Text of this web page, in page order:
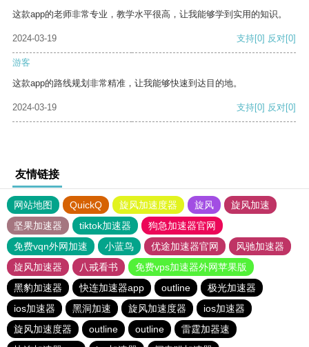
这款app的老师非常专业，教学水平很高，让我能够学到实用的知识。
2024-03-19 支持[0] 反对[0]
游客
这款app的路线规划非常精准，让我能够快速到达目的地。
2024-03-19 支持[0] 反对[0]
友情链接
网站地图 QuickQ 旋风加速度器 旋风
旋风加速
坚果加速器
tiktok加速器
狗急加速器官网
免费vqn外网加速
小蓝鸟 优途加速器官网
风驰加速器
旋风加速器
八戒看书
免费vps加速器外网苹果版
黑豹加速器
快连加速器app outline
极光加速器
ios加速器
黑洞加速 旋风加速度器
ios加速器
旋风加速度器
outline outline
雷霆加器速